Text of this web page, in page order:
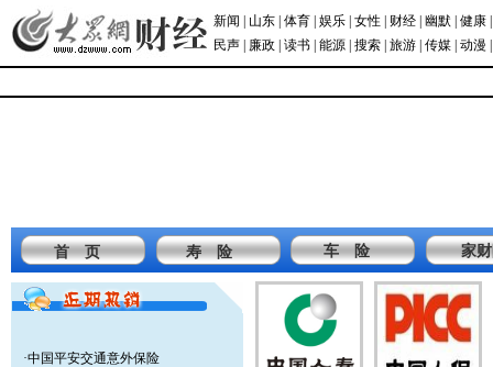
新闻 山东 体育 娱乐 女性 财经 幽默 健康
民声
廉政 读书 能源 搜索 旅游 传媒 动漫
首 页 寿 险 车 险 家
·中国平安交通意外保险